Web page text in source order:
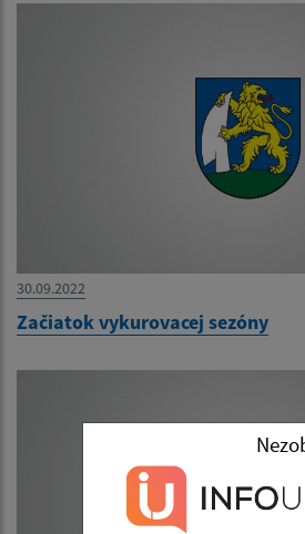
30.09.2022
Začiatok vykurovacej sezóny